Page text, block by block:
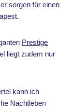
sorgen für einen
Prestige
liegt zudem nur
kann ich
Nachtleben